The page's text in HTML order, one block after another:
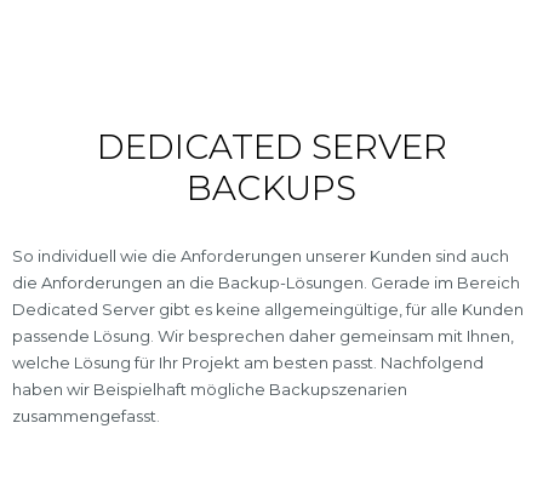
DEDICATED SERVER
BACKUPS
So individuell wie die Anforderungen unserer Kunden sind auch
die Anforderungen an die Backup-Lösungen. Gerade im Bereich
Dedicated Server gibt es keine allgemeingültige, für alle Kunden
passende Lösung. Wir besprechen daher gemeinsam mit Ihnen,
welche Lösung für Ihr Projekt am besten passt. Nachfolgend
haben wir Beispielhaft mögliche Backupszenarien
zusammengefasst.